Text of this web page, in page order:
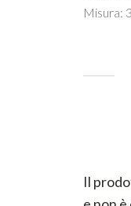
Misura:
Il